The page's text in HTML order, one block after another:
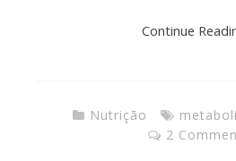
Continue
Nutrição
2